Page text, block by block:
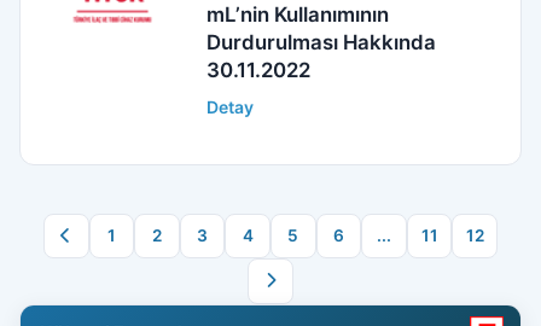
mL’nin Kullanımının
Durdurulması Hakkında
30.11.2022
Detay
1 2 3 4 5 6 ... 11 12